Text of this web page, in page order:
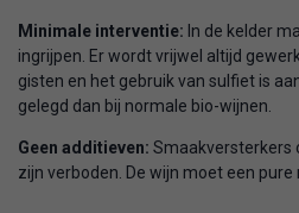
Minimale interventie: In de kelder
ingrijpen. Er wordt vrijwel altijd
gisten en het gebruik van sulfiet is
gelegd dan bij normale bio-wijnen.
Geen additieven: Smaakversterkers
zijn verboden. De wijn moet een